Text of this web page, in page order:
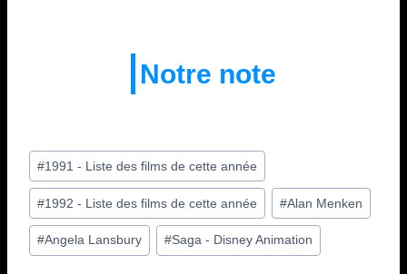
Notre note
Étiquettes
de
la
publication :
#1991 - Liste des films de cette année
#1992 - Liste des films de cette année #Alan Menken
#Angela Lansbury #Saga - Disney Animation